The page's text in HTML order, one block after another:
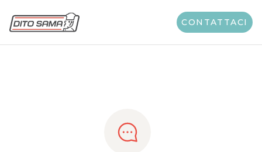
CONTATTACI
Share